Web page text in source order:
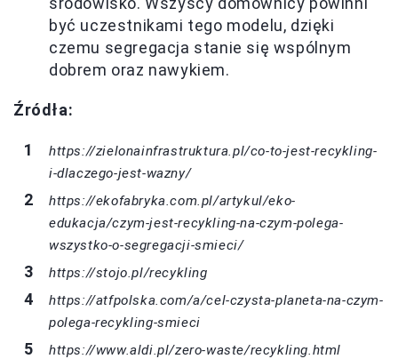
być uczestnikami tego modelu, dzięki
czemu segregacja stanie się wspólnym
dobrem oraz nawykiem.
Źródła:
https://zielonainfrastruktura.pl/co-to-jest-recykling-
i-dlaczego-jest-wazny/
https://ekofabryka.com.pl/artykul/eko-
edukacja/czym-jest-recykling-na-czym-polega-
wszystko-o-segregacji-smieci/
https://stojo.pl/recykling
https://atfpolska.com/a/cel-czysta-planeta-na-czym-
polega-recykling-smieci
https://www.aldi.pl/zero-waste/recykling.html